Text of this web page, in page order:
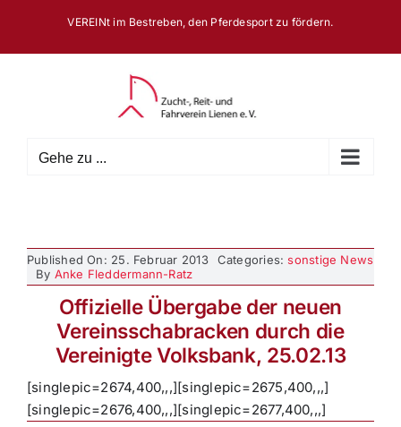
springen
VEREINt im Bestreben, den Pferdesport zu fördern.
Gehe zu ...
Published On: 25. Februar 2013 Categories:sonstige News
By Anke Fleddermann-Ratz
Offizielle Übergabe der neuen
Vereinsschabracken durch die
Vereinigte Volksbank, 25.02.13
[singlepic=2674,400,,,][singlepic=2675,400,,,]
[singlepic=2676,400,,,][singlepic=2677,400,,,]